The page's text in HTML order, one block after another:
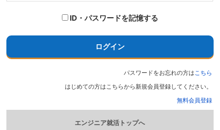
ID・パスワードを記憶する
ログイン
パスワードをお忘れの方はこちら
はじめての方はこちらから新規会員登録してください。
無料会員登録
エンジニア就活トップへ